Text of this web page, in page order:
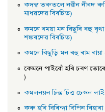
কদম্ব তৰুতলে নৱীন নীৰদ
মাধৱদেৱ বিৰচিত)
কমনে ৰময়া মন বিছুৰি ৰহু বৃথা
শঙ্কৰদেৱ বিৰচিত)
কমনে বিছুড়ি মন ৰহু ৰাম ৰায়া
কেমনে পাইবোঁ হৰি চৰণ তােৰে
)
কমলনয়ন চিন্ত চিত্ত চেওন লাই
কৰু হৰি বিৰিন্দা বিপিন